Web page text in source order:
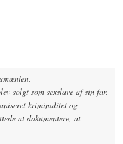
solgt som sexslave af sin far.
kriminalitet og
at dokumentere, at